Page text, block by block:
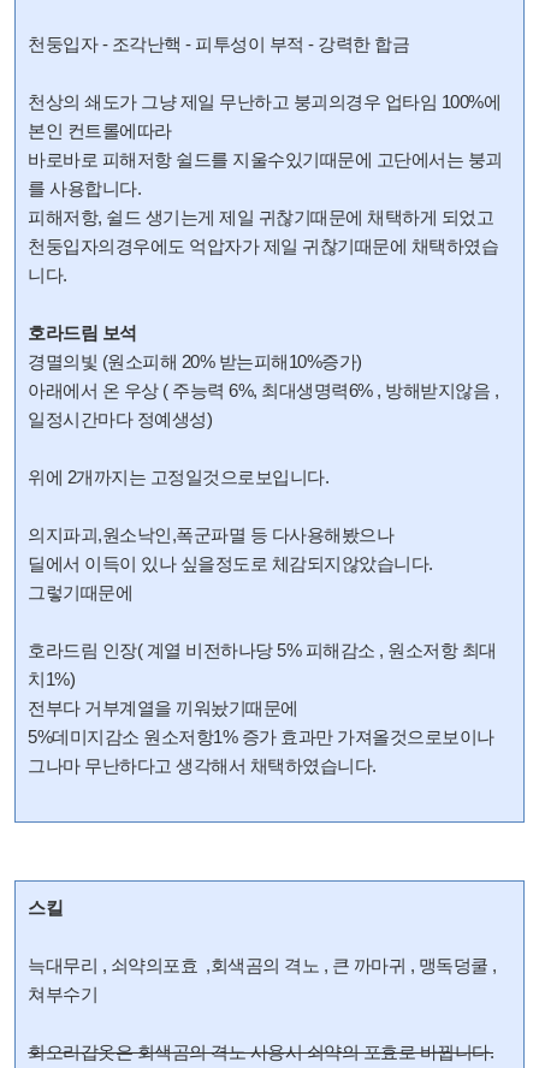
천둥입자 - 조각난핵 - 피투성이 부적 - 강력한 합금
천상의 쇄도가 그냥 제일 무난하고 붕괴의경우 업타임 100%에
본인 컨트롤에따라
바로바로 피해저항 쉴드를 지울수있기때문에 고단에서는 붕괴
를 사용합니다.
피해저항, 쉴드 생기는게 제일 귀찮기때문에 채택하게 되었고
천둥입자의경우에도 억압자가 제일 귀찮기때문에 채택하였습
니다.
호라드림 보석
경멸의빛 (원소피해 20% 받는피해10%증가)
아래에서 온 우상 ( 주능력 6%, 최대생명력6% , 방해받지않음 ,
일정시간마다 정예생성)
위에 2개까지는 고정일것으로보입니다.
의지파괴,원소낙인,폭군파멸 등 다사용해봤으나
딜에서 이득이 있나 싶을정도로 체감되지않았습니다.
그렇기때문에
호라드림 인장( 계열 비전하나당 5% 피해감소 , 원소저항 최대
치1%)
전부다 거부계열을 끼워놨기때문에
5%데미지감소 원소저항1% 증가 효과만 가져올것으로보이나
그나마 무난하다고 생각해서 채택하였습니다.
스킬
늑대무리 , 쇠약의포효 ,회색곰의 격노 , 큰 까마귀 , 맹독덩쿨 ,
쳐부수기
회오리갑옷은 회색곰의 격노 사용시 쇠약의 포효로 바뀝니다.